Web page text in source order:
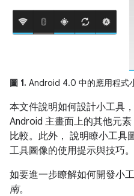
圖 1. Android 4.0 中的應用程式
本文件說明如何設計小工具
Android 主畫面上的其他元
比較。此外， 說明瞭小工具
工具圖像的使用提示與技巧。
如要進一步瞭解如何開發小
南。